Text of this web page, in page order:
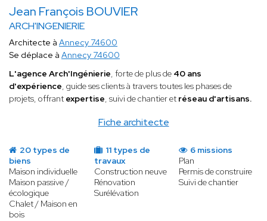
Jean François BOUVIER
ARCH'INGENIERIE
Fiche architecte
Architecte à Annecy 74600
Se déplace à Annecy 74600
L'agence Arch'Ingénierie, forte de plus de 40 ans
d'expérience, guide ses clients à travers toutes les phases de
projets, offrant expertise, suivi de chantier et réseau d'artisans.
20 types de
biens
Maison individuelle
Maison passive /
écologique
Chalet / Maison en
bois
11 types de
travaux
Construction neuve
Rénovation
Surélévation
6 missions
Plan
Permis de construire
Suivi de chantier